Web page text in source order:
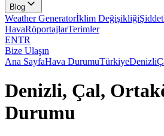
Blog
Weather Generatorİklim Değişikliği
HavaRöportajlarTerimler
ENTR
Bize Ulaşın
Ana SayfaHava DurumuTürkiyeDenizli
Denizli, Çal,
Durumu